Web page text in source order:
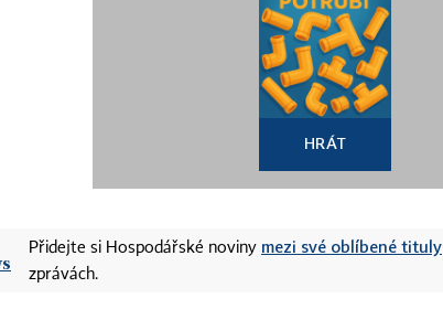
HRÁT
Přidejte si Hospodářské noviny mezi své oblíbené tituly
zprávách.